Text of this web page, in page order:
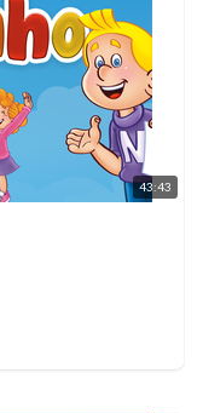
43:43